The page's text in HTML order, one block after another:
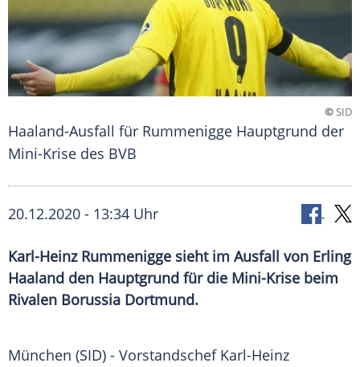
©SID
Haaland-Ausfall für Rummenigge Hauptgrund der
Mini-Krise des BVB
20.12.2020 - 13:34 Uhr
Karl-Heinz Rummenigge sieht im Ausfall von Erling
Haaland den Hauptgrund für die Mini-Krise beim
Rivalen Borussia Dortmund.
München (SID) - Vorstandschef Karl-Heinz